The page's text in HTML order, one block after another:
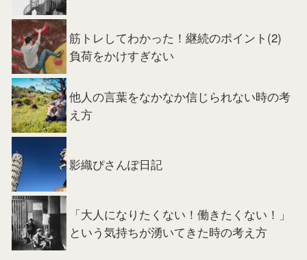
筋トレしてわかった！継続のポイント(2)
負荷をかけすぎない
他人の言葉をなかなか信じられない時の考
え方
影織ぴさんぽ日記
「大人になりたくない！働きたくない！」
という気持ちが湧いてきた時の考え方